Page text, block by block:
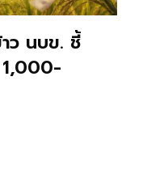
ว นบข. ชี้
1,000-